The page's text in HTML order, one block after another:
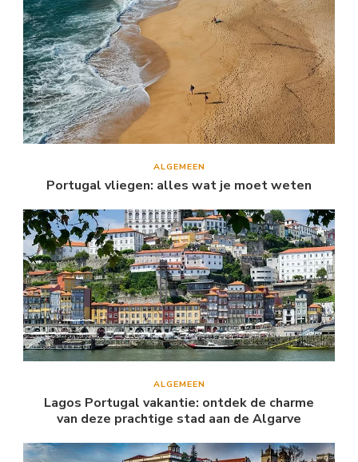
ALGEMEEN
Portugal vliegen: alles wat je moet weten
ALGEMEEN
Lagos Portugal vakantie: ontdek de charme
van deze prachtige stad aan de Algarve